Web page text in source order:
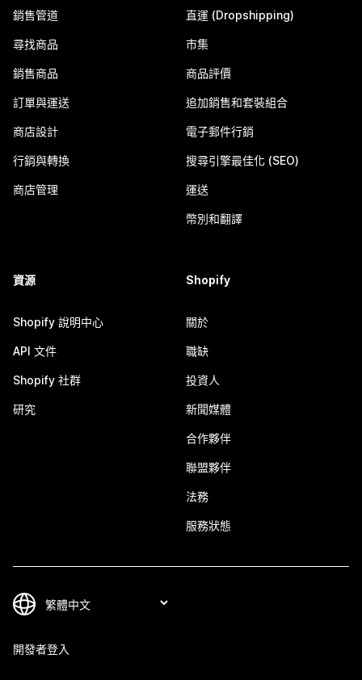
銷售管道
尋找商品
銷售商品
訂單與運送
商店設計
行銷與轉換
商店管理
直運 (Dropshipping)
市集
商品評價
追加銷售和套裝組合
電子郵件行銷
搜尋引擎最佳化 (SEO)
運送
幣別和翻譯
資源
Shopify 說明中心
API 文件
Shopify 社群
研究
Shopify
關於
職缺
投資人
新聞媒體
合作夥伴
聯盟夥伴
法務
服務狀態
開發者登入